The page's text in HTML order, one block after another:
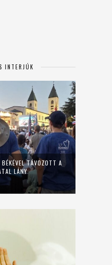
INTERJÚK
TÁVOZOTT A
LÁNY